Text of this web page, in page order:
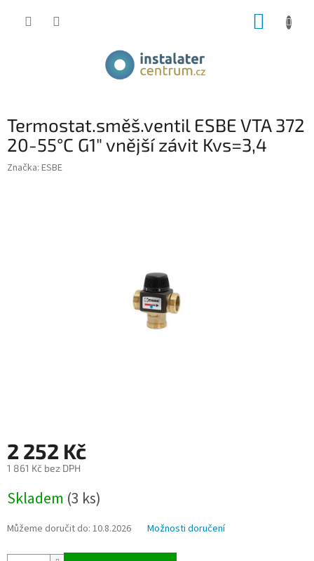
Termostat.směš.ventil ESBE VTA 372
20-55°C G1" vnější závit Kvs=3,4
Značka: ESBE
2 252 Kč
1 861 Kč bez DPH
cena:
Skladem (3 ks)
Můžeme doručit do: 10.8.2026 Možnosti doručení